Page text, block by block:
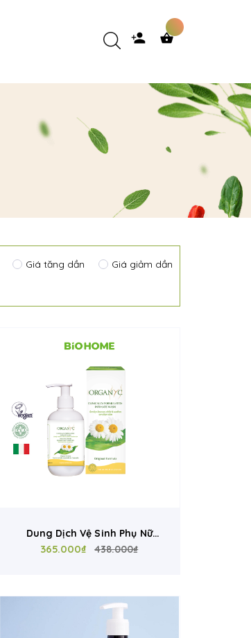
Giá tăng dần Giá giảm dần
Dung Dịch Vệ Sinh Phụ Nữ
Hữu Cơ Organyc 250ml Hoa
Nhạy Cảm
365.000₫ 438.000₫